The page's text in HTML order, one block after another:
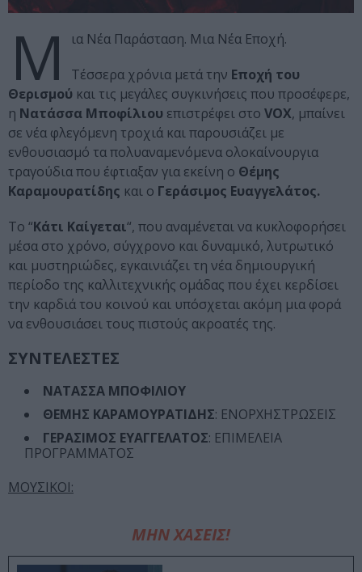
Μ
ια Νέα Παράσταση. Μια Νέα Εποχή.
Τέσσερα χρόνια μετά την Εποχή του
Θερισμού και τις μεγάλες συγκινήσεις που προσέφερε,
η Νατάσσα Μποφίλιου επιστρέφει στο VOX, μπαίνει
σε νέα φλεγόμενη τροχιά και παρουσιάζει με
ενθουσιασμό τα πολυαναμενόμενα ολοκαίνουργια
τραγούδια που έφτιαξαν για εκείνη ο Θέμης
Καραμουρατίδης και ο Γεράσιμος Ευαγγελάτος.
Το “Κάτι Καίγεται“, που αναμένεται να κυκλοφορήσει
μέσα στο χρόνο, σύγχρονο και δυναμικό, λυτρωτικό
και μυστηριώδες, εγκαινιάζει τη νέα δημιουργική
περίοδο της καλλιτεχνικής ομάδας που έχει κερδίσει
την καρδιά του κοινού και υπόσχεται ακόμη μια φορά
να ενθουσιάσει τους πιστούς ακροατές της.
ΣΥΝΤΕΛΕΣΤΕΣ
ΝΑΤΑΣΣΑ ΜΠΟΦΙΛΙΟΥ
ΘΕΜΗΣ ΚΑΡΑΜΟΥΡΑΤΙΔΗΣ: ΕΝΟΡΧΗΣΤΡΩΣΕΙΣ
ΓΕΡΑΣΙΜΟΣ ΕΥΑΓΓΕΛΑΤΟΣ: ΕΠΙΜΕΛΕΙΑ
ΠΡΟΓΡΑΜΜΑΤΟΣ
ΜOYΣΙΚΟΙ:
ΜΗΝ ΧΑΣΕΙΣ!